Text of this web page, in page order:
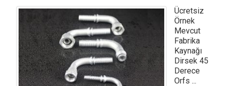
Ücretsiz
Örnek
Mevcut
Fabrika
Kaynağı
Dirsek 45
Derece
Orfs ...